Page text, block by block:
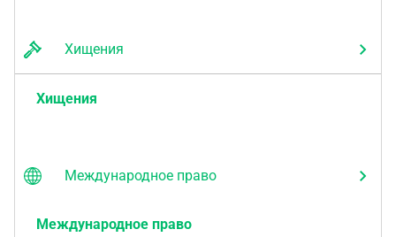
Хищения
Хищения
Международное право
Международное право